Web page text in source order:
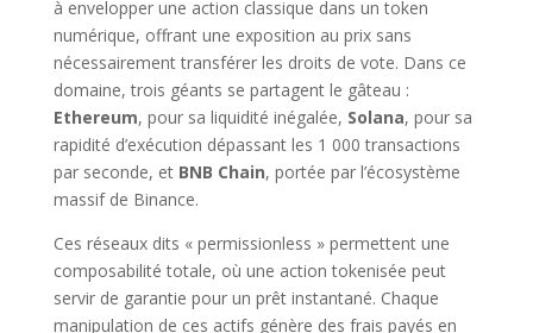
à envelopper une action classique dans un token
numérique, offrant une exposition au prix sans
nécessairement transférer les droits de vote. Dans ce
domaine, trois géants se partagent le gâteau :
Ethereum, pour sa liquidité inégalée, Solana, pour sa
rapidité d’exécution dépassant les 1 000 transactions
par seconde, et BNB Chain, portée par l’écosystème
massif de Binance.
Ces réseaux dits « permissionless » permettent une
composabilité totale, où une action tokenisée peut
servir de garantie pour un prêt instantané. Chaque
manipulation de ces actifs génère des frais payés en